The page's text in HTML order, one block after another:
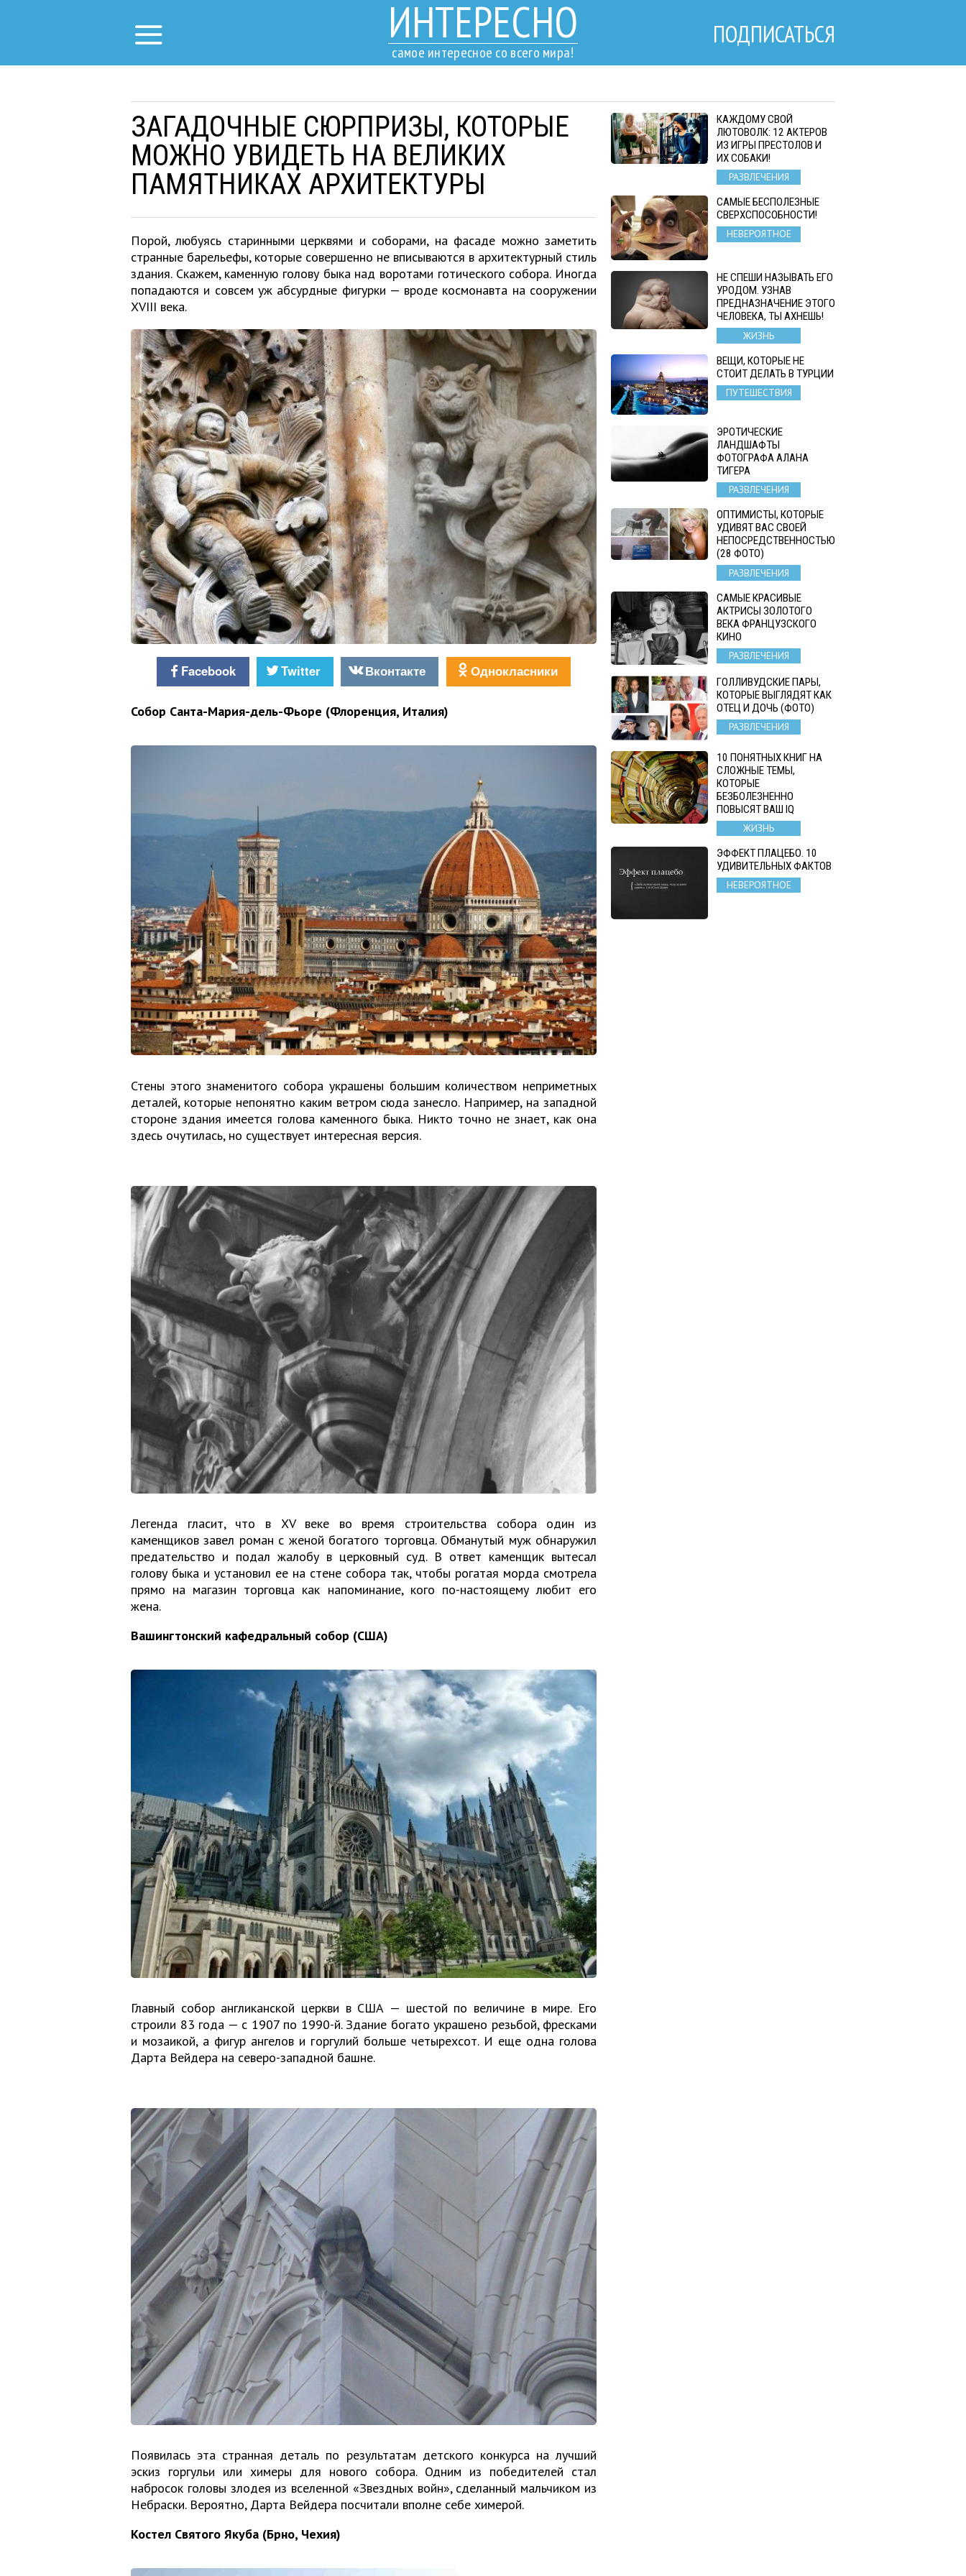
ИНТЕРЕСНО
самое интересное со всего мира!
ПОДПИСАТЬСЯ
ЗАГАДОЧНЫЕ СЮРПРИЗЫ, КОТОРЫЕ
МОЖНО УВИДЕТЬ НА ВЕЛИКИХ
ПАМЯТНИКАХ АРХИТЕКТУРЫ
Порой, любуясь старинными церквями и соборами, на фасаде можно заметить
странные барельефы, которые совершенно не вписываются в архитектурный стиль
здания. Скажем, каменную голову быка над воротами готического собора. Иногда
попадаются и совсем уж абсурдные фигурки — вроде космонавта на сооружении
XVIII века.
Facebook Twitter Вконтакте Однокласники
Собор Санта-Мария-дель-Фьоре (Флоренция, Италия)
Стены этого знаменитого собора украшены большим количеством неприметных
деталей, которые непонятно каким ветром сюда занесло. Например, на западной
стороне здания имеется голова каменного быка. Никто точно не знает, как она
здесь очутилась, но существует интересная версия.
Легенда гласит, что в XV веке во время строительства собора один из
каменщиков завел роман с женой богатого торговца. Обманутый муж обнаружил
предательство и подал жалобу в церковный суд. В ответ каменщик вытесал
голову быка и установил ее на стене собора так, чтобы рогатая морда смотрела
прямо на магазин торговца как напоминание, кого по-настоящему любит его
жена.
Вашингтонский кафедральный собор (США)
Главный собор англиканской церкви в США — шестой по величине в мире. Его
строили 83 года — с 1907 по 1990-й. Здание богато украшено резьбой, фресками
и мозаикой, а фигур ангелов и горгулий больше четырехсот. И еще одна голова
Дарта Вейдера на северо-западной башне.
Появилась эта странная деталь по результатам детского конкурса на лучший
эскиз горгульи или химеры для нового собора. Одним из победителей стал
набросок головы злодея из вселенной «Звездных войн», сделанный мальчиком из
Небраски. Вероятно, Дарта Вейдера посчитали вполне себе химерой.
Костел Святого Якуба (Брно, Чехия)
КАЖДОМУ СВОЙ
ЛЮТОВОЛК: 12 АКТЕРОВ
ИЗ ИГРЫ ПРЕСТОЛОВ И
ИХ СОБАКИ!
РАЗВЛЕЧЕНИЯ
САМЫЕ БЕСПОЛЕЗНЫЕ
СВЕРХСПОСОБНОСТИ!
НЕВЕРОЯТНОЕ
НЕ СПЕШИ НАЗЫВАТЬ ЕГО
УРОДОМ. УЗНАВ
ПРЕДНАЗНАЧЕНИЕ ЭТОГО
ЧЕЛОВЕКА, ТЫ АХНЕШЬ!
ЖИЗНЬ
ВЕЩИ, КОТОРЫЕ НЕ
СТОИТ ДЕЛАТЬ В ТУРЦИИ
ПУТЕШЕСТВИЯ
ЭРОТИЧЕСКИЕ
ЛАНДШАФТЫ
ФОТОГРАФА АЛАНА
ТИГЕРА
РАЗВЛЕЧЕНИЯ
ОПТИМИСТЫ, КОТОРЫЕ
УДИВЯТ ВАС СВОЕЙ
НЕПОСРЕДСТВЕННОСТЬЮ
(28 ФОТО)
РАЗВЛЕЧЕНИЯ
САМЫЕ КРАСИВЫЕ
АКТРИСЫ ЗОЛОТОГО
ВЕКА ФРАНЦУЗСКОГО
КИНО
РАЗВЛЕЧЕНИЯ
ГОЛЛИВУДСКИЕ ПАРЫ,
КОТОРЫЕ ВЫГЛЯДЯТ КАК
ОТЕЦ И ДОЧЬ (ФОТО)
РАЗВЛЕЧЕНИЯ
10 ПОНЯТНЫХ КНИГ НА
СЛОЖНЫЕ ТЕМЫ,
КОТОРЫЕ
БЕЗБОЛЕЗНЕННО
ПОВЫСЯТ ВАШ IQ
ЖИЗНЬ
ЭФФЕКТ ПЛАЦЕБО. 10
УДИВИТЕЛЬНЫХ ФАКТОВ
НЕВЕРОЯТНОЕ